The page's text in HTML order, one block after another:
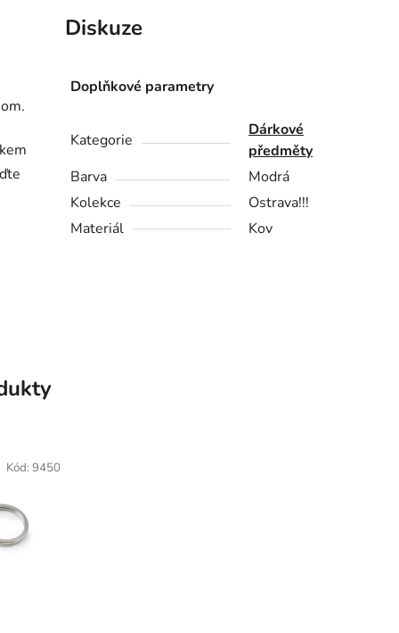
Diskuze
Doplňkové parametry
Kategorie
Dárkové
předměty
Barva
Modrá
Kolekce
Ostrava!!!
Materiál
Kov
Kód: 9450